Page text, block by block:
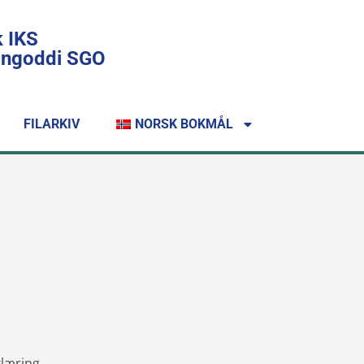
IKS
SGO
FILARKIV NORSK BOKMÅL